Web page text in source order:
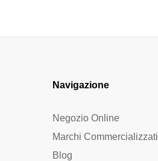
Navigazione
Negozio Online
Marchi Commercializzati
Blog